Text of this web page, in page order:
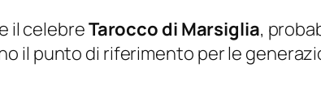
il celebreTarocco di Marsiglia,
il punto di riferimento per le